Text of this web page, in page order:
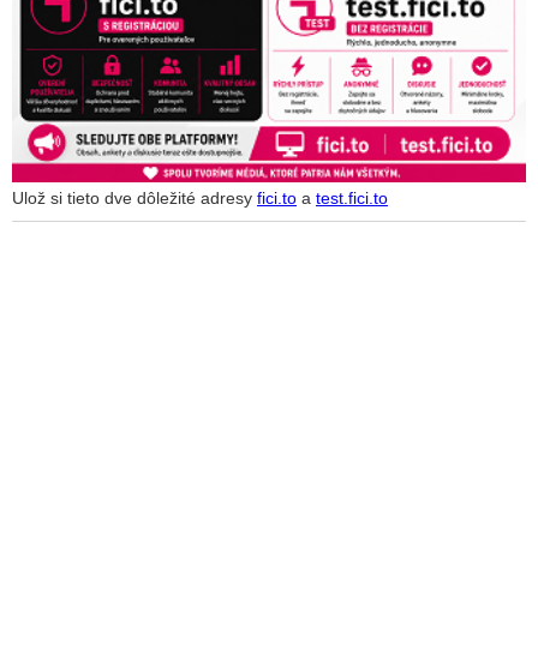
Ulož si tieto dve dôležité adresy fici.to a test.fici.to